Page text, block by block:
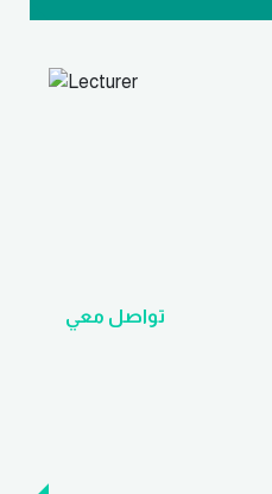
تواصل معي